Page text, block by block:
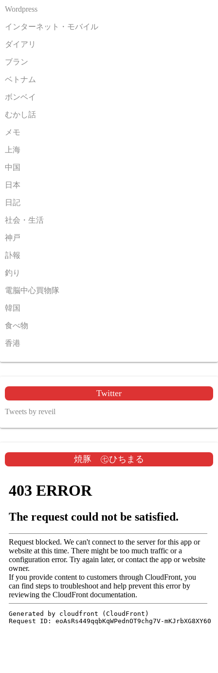
Wordpress
インターネット・モバイル
ダイアリ
ブラン
ベトナム
ボンベイ
むかし話
メモ
上海
中国
日本
日記
社会・生活
神戸
訃報
釣り
電脳中心買物隊
韓国
食べ物
香港
Twitter
Tweets by reveil
焼豚 ㊆ひちまる